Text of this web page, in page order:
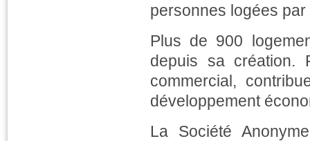
personnes logées
Plus de 900
depuis sa création.
commercial,
développement
La Société